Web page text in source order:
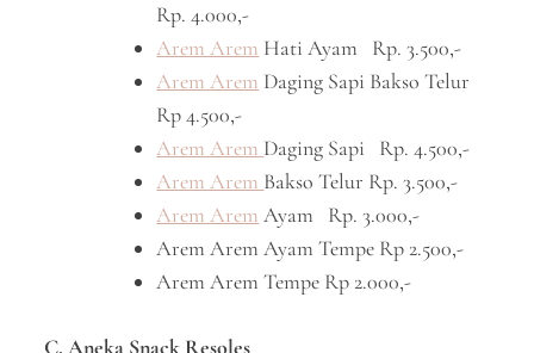
Rp. 4.000,-
Arem Arem Hati Ayam Rp. 3.500,-
Arem Arem Daging Sapi Bakso Telur
Rp 4.500,-
Arem Arem Daging Sapi Rp. 4.500,-
Arem Arem Bakso Telur Rp. 3.500,-
Arem Arem Ayam Rp. 3.000,-
Arem Arem Ayam Tempe Rp 2.500,-
Arem Arem Tempe Rp 2.000,-
C. Aneka Snack Resoles